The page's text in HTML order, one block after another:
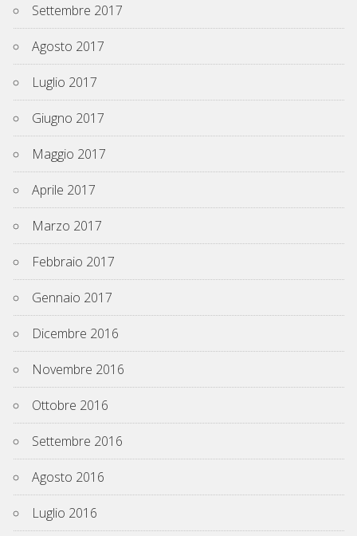
Settembre 2017
Agosto 2017
Luglio 2017
Giugno 2017
Maggio 2017
Aprile 2017
Marzo 2017
Febbraio 2017
Gennaio 2017
Dicembre 2016
Novembre 2016
Ottobre 2016
Settembre 2016
Agosto 2016
Luglio 2016